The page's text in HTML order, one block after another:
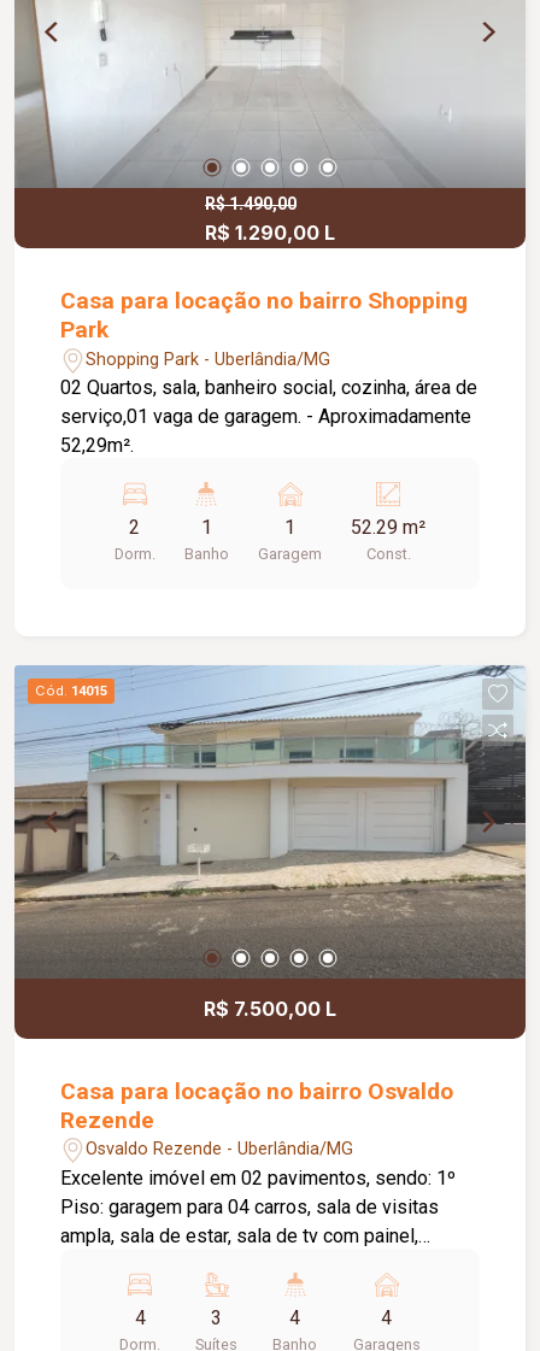
R$ 1.490,00
R$ 1.290,00 L
Casa para locação no bairro Shopping
Park
Shopping Park - Uberlândia/MG
02 Quartos, sala, banheiro social, cozinha, área de
serviço,01 vaga de garagem. - Aproximadamente
52,29m².
2
Dorm.
1
Banho
1
Garagem
52.29 m²
Const.
Cód. 14015
R$ 7.500,00 L
Casa para locação no bairro Osvaldo
Rezende
Osvaldo Rezende - Uberlândia/MG
Excelente imóvel em 02 pavimentos, sendo: 1º
Piso: garagem para 04 carros, sala de visitas
ampla, sala de estar, sala de tv com painel,
lavanderia ampla, despensa, espaço gourmet
com balcão, 02 banheiros, quintal todo em
4
Dorm.
3
Suítes
4
Banho
4
Garagens